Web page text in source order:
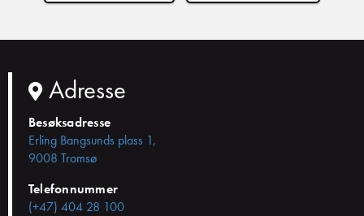
Adresse
Besøksadresse
Erling Bangsunds plass 1,
9008 Tromsø
Telefonnummer
(+47) 404 28 100